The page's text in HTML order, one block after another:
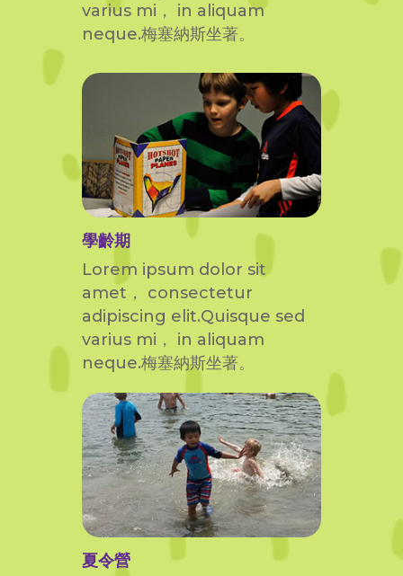
varius mi， in aliquam
neque.梅塞納斯坐著。
學齡期
Lorem ipsum dolor sit
amet， consectetur
adipiscing elit.Quisque sed
varius mi， in aliquam
neque.梅塞納斯坐著。
夏令營